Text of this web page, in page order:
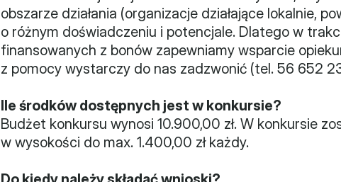
obszarze działania (organizacje działające lokalnie,
o różnym doświadczeniu i potencjale. Dlatego w
finansowanych z bonów zapewniamy wsparcie
z pomocy wystarczy do nas zadzwonić (tel. 56 652
Ile środków dostępnych jest w konkursie?
Budżet konkursu wynosi 10.900,00 zł. W konkursie
w wysokości do max. 1.400,00 zł każdy.